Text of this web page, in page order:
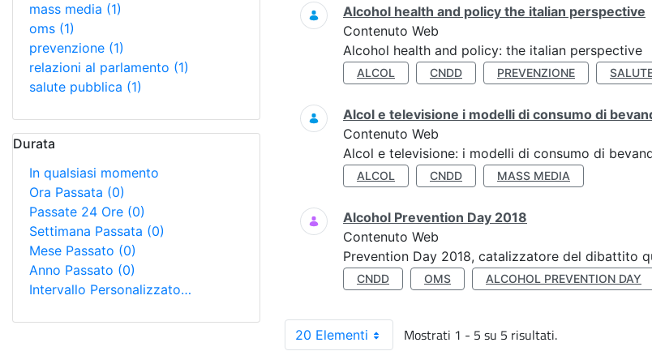
mass media (1)
oms (1)
prevenzione (1)
relazioni al parlamento (1)
salute pubblica (1)
Durata
In qualsiasi momento
Ora Passata (0)
Passate 24 Ore (0)
Settimana Passata (0)
Mese Passato (0)
Anno Passato (0)
Intervallo Personalizzato…
Alcohol health and policy the italian perspective
Contenuto Web
Alcohol health and policy: the italian perspective
ALCOL CNDD PREVENZIONE
Alcol e televisione i modelli di consumo di
Contenuto Web
Alcol e televisione: i modelli di consumo di
ALCOL CNDD MASS MEDIA
Alcohol Prevention Day 2018
Contenuto Web
Prevention Day 2018, catalizzatore del dibattito
CNDD OMS ALCOHOL PREVENTION DAY
20 Elementi Mostrati 1 - 5 su 5 risultati.